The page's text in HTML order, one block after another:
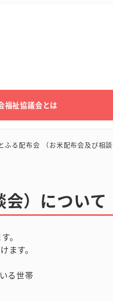
福祉協議会とは
ふる配布会 （お米配布会及び相
）について
。
ます。
る世帯